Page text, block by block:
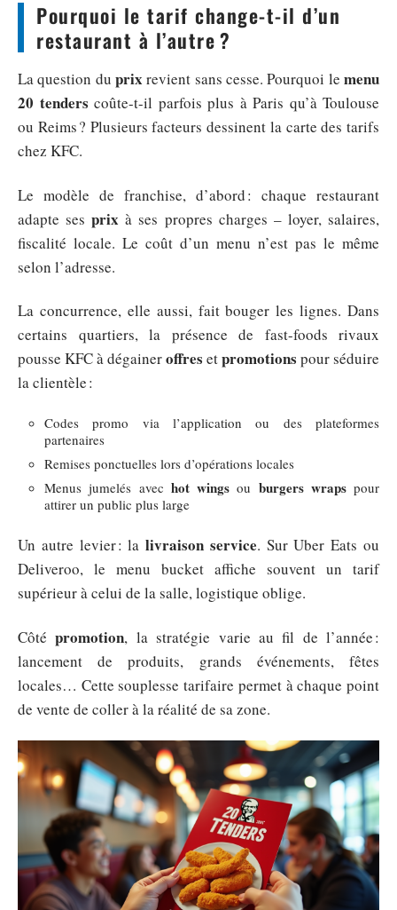
Pourquoi le tarif change-t-il d’un
restaurant à l’autre ?
La question du prix revient sans cesse. Pourquoi le menu
20 tenders coûte-t-il parfois plus à Paris qu’à Toulouse
ou Reims ? Plusieurs facteurs dessinent la carte des tarifs
chez KFC.
Le modèle de franchise, d’abord : chaque restaurant
adapte sesprix à ses propres charges – loyer, salaires,
fiscalité locale. Le coût d’un menu n’est pas le même
selon l’adresse.
La concurrence, elle aussi, fait bouger les lignes. Dans
certains quartiers, la présence de fast-foods rivaux
pousse KFC à dégaineroffres etpromotions pour séduire
la clientèle :
Codes promo via l’application ou des plateformes
partenaires
Remises ponctuelles lors d’opérations locales
Menus jumelés avec hot wings ou burgers wrapspour
attirer un public plus large
Un autre levier : lalivraison service. Sur Uber Eats ou
Deliveroo, le menu bucket affiche souvent un tarif
supérieur à celui de la salle, logistique oblige.
Côtépromotion, la stratégie varie au fil de l’année :
lancement de produits, grands événements, fêtes
locales… Cette souplesse tarifaire permet à chaque point
de vente de coller à la réalité de sa zone.